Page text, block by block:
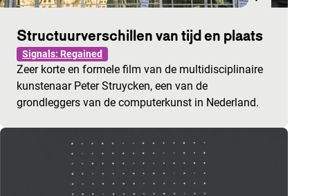
Structuurverschillen van tijd en plaats
Signals: Regained
Zeer korte en formele film van de multidisciplinaire
kunstenaar Peter Struycken, een van de
grondleggers van de computerkunst in Nederland.